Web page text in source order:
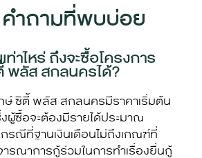
คำถามที่พบบ่อย
ท่าไหร่ ถึงจะซื้อโครงการ
ลัส สกลนครได้?
ซิตี้ พลัส สกลนครมีราคาเริ่มต้น
ผู้ซื้อจะต้องมีรายได้ประมาณ
รณีที่ฐานเงินเดือนไม่ถึงเกณฑ์ที่
รณาการกู้ร่วมในการทำเรื่องยื่นกู้